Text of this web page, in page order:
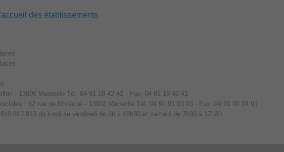
des établissements
- 13005 Marseille Tél: 04 91 18 42 42 - Fax: 04 91 18 42 41
: 62 rue de l'Evêché - 13002 Marseille Tél: 04 91 91 03 03 - Fax: 04 91 90 04 91
813 813 du lundi au vendredi de 8h à 18h30 et samedi de 7h30 à 17h30